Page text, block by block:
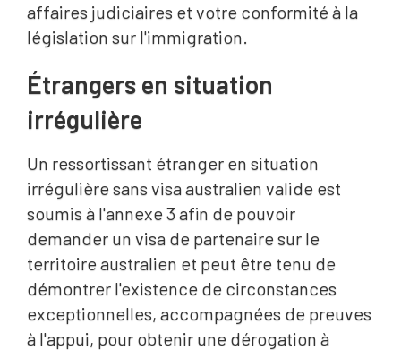
affaires judiciaires et votre conformité à la
législation sur l'immigration.
Étrangers en situation
irrégulière
Un ressortissant étranger en situation
irrégulière sans visa australien valide est
soumis à l'annexe 3 afin de pouvoir
demander un visa de partenaire sur le
territoire australien et peut être tenu de
démontrer l'existence de circonstances
exceptionnelles, accompagnées de preuves
à l'appui, pour obtenir une dérogation à